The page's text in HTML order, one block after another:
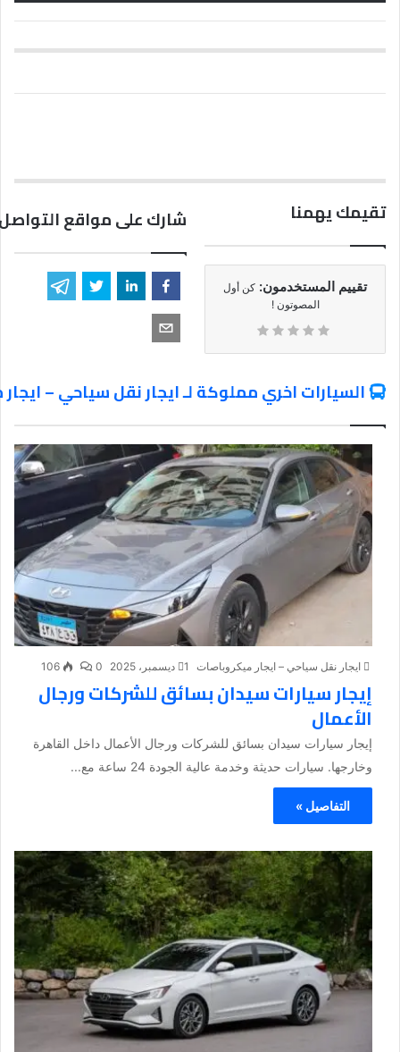
تقيمك يهمنا
تقييم المستخدمون: كن أول
المصوتون !
شارك على مواقع
السيارات اخري مملوكة لـ ايجار نقل سياحي –
ايجار نقل سياحي – ايجار ميكروباصات 1 ديسمبر، 2025 0
106
إيجار سيارات سيدان بسائق للشركات ورجال
الأعمال
إيجار سيارات سيدان بسائق للشركات ورجال الأعمال داخل القاهرة
وخارجها. سيارات حديثة وخدمة عالية الجودة 24 ساعة مع...
التفاصيل »